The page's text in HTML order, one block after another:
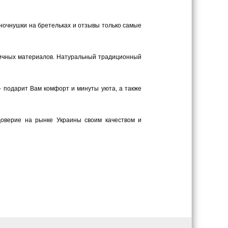
на бретельках и отзывы только самые
материалов. Натуральный традиционный
подарит Вам комфорт и минуты уюта, а также
на рынке Украины своим качеством и